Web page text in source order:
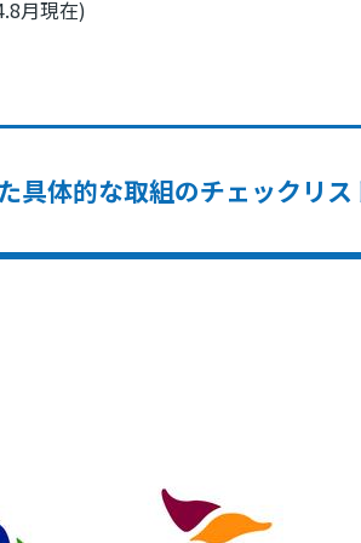
月現在)
具体的な取組のチェックリス